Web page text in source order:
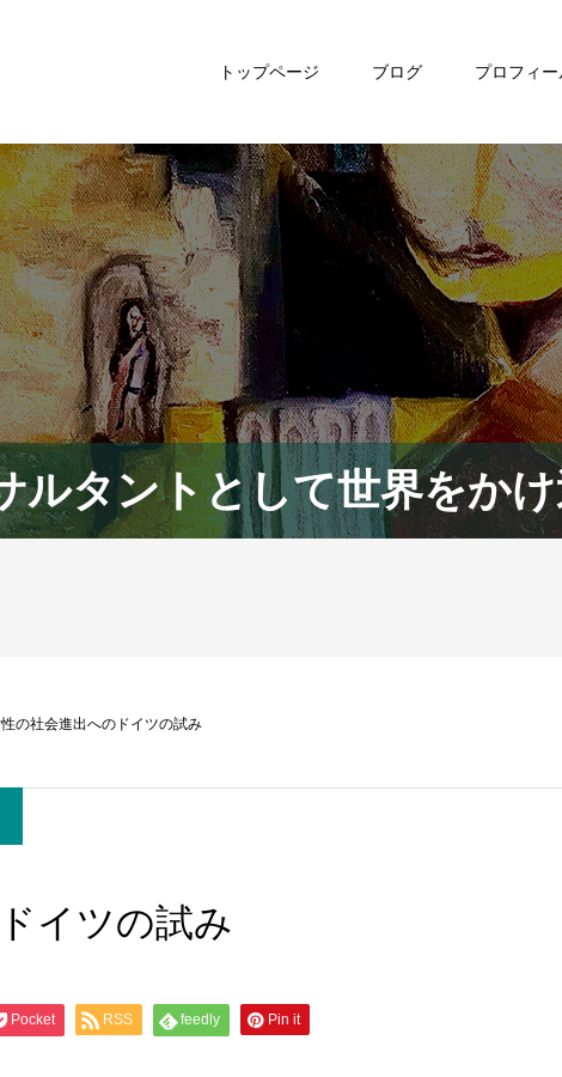
トップページ ブログ プロフィー
ルタントとして世界をか
の社会進出へのドイツの試み
イツの試み
Pocket RSS feedly Pin it